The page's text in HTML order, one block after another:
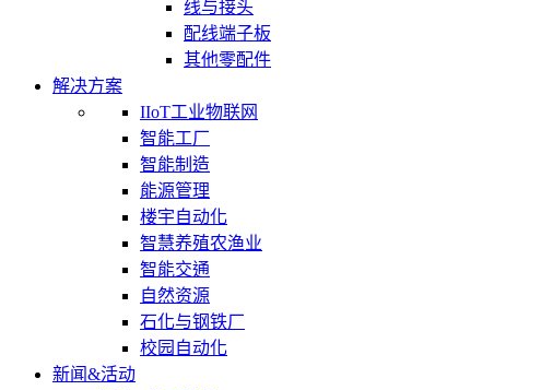
线与接头
配线端子板
其他零配件
解决方案
IIoT工业物联网
智能工厂
智能制造
能源管理
楼宇自动化
智慧养殖农渔业
智能交通
自然资源
石化与钢铁厂
校园自动化
新闻&活动